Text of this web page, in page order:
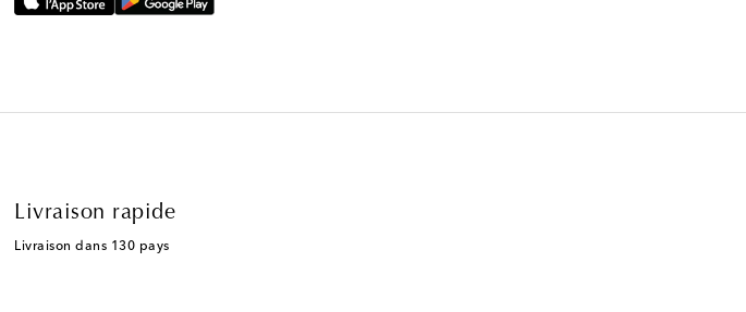
Livraison rapide
Livraison dans 130 pays